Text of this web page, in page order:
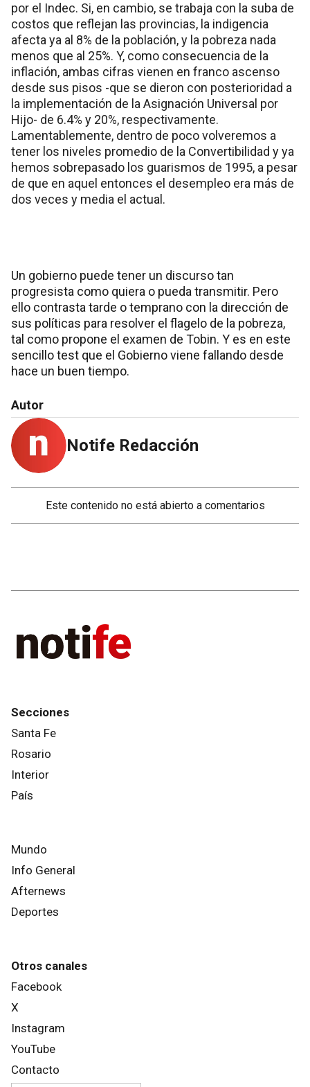
por el Indec. Si, en cambio, se trabaja con la suba de
costos que reflejan las provincias, la indigencia
afecta ya al 8% de la población, y la pobreza nada
menos que al 25%. Y, como consecuencia de la
inflación, ambas cifras vienen en franco ascenso
desde sus pisos -que se dieron con posterioridad a
la implementación de la Asignación Universal por
Hijo- de 6.4% y 20%, respectivamente.
Lamentablemente, dentro de poco volveremos a
tener los niveles promedio de la Convertibilidad y ya
hemos sobrepasado los guarismos de 1995, a pesar
de que en aquel entonces el desempleo era más de
dos veces y media el actual.
Un gobierno puede tener un discurso tan
progresista como quiera o pueda transmitir. Pero
ello contrasta tarde o temprano con la dirección de
sus políticas para resolver el flagelo de la pobreza,
tal como propone el examen de Tobin. Y es en este
sencillo test que el Gobierno viene fallando desde
hace un buen tiempo.
Autor
Notife Redacción
Este contenido no está abierto a comentarios
Secciones
Santa Fe
Rosario
Interior
País
Mundo
Info General
Afternews
Deportes
Otros canales
Facebook
X
Instagram
YouTube
Contacto